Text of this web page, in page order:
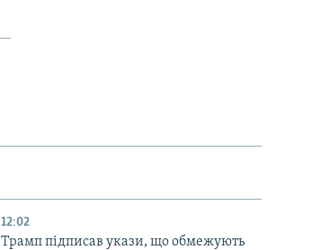
12:02
Трамп підписав укази, що обмежують